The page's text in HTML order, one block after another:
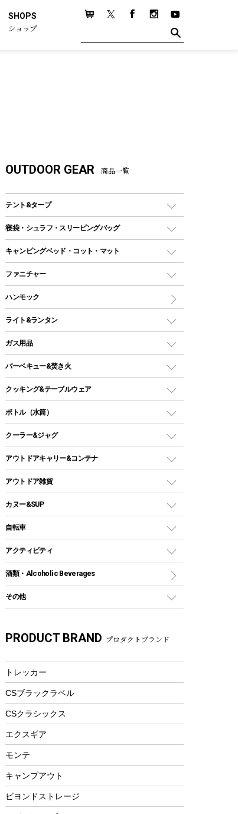
SHOPS
ショップ
OUTDOOR GEAR 商品一覧
テント&タープ
テント
ツールームテント
ワンポールテント
シェルターテント
ソロテント
ロッジ型・オリジナルテント
タープ
スクエアタープ（レクタタープ）
メッシュタープ
自立式タープ
パラソル
テントアクセサリー
ペグ
ポール
グランドシート
ツール
寝袋・シュラフ・スリーピングバッグ
レクタングラー型（封筒型）シュラフ
インナーシュラフ
キャンピングベッド・コット・マット
キャンピングベッド・コット
インフレータブルマット
ファニチャー
アウトドアテーブル
レジャーシート
ハンモック
ライト&ランタン
LEDランタン
ガスランタン
オイルランタン
LEDライト
ヘッドライト
キャンドル
ガス用品
ガスバーナー
ガス缶
ガストーチ、ライター
バーベキュー&焚き火
バーベキューコンロ、グリル
焚き火台タイプ（ロースタイル）グリル
卓上タイプグリル
パーティータイプグリル
ソロキャンプ用グリル
鉄板、アミ
焚き火台&ストーブ
火起こし
バーベキューツール
燃料・着火剤・炭
クッキング&テーブルウェア
ダッチオーブン
ホットサンドメーカー
クッカーセット
シェラカップ
クッキングツール
ナイフ
カトラリー
マグカップ、カップ
フードボトル
コーヒー&ミル
トレー
ランチョンマット
ランチボックス
ピクニックセット
ボトル（水筒）
ステンレスボトル
コップ付きタイプ
ワンタッチタイプ
プラスチックボトル
ディズニーボトル
クーラー&ジャグ
クーラーボックス
クーラーバッグ
ウォータージャグ
保冷剤
アウトドアキャリー&コンテナ
アウトドアキャリー
アウトドア雑貨
バックパック&バッグ
リュック、バックパック
トートバッグ、サコッシュ
ショッピングキャリー
その他アウトドア雑貨
レイン
ツール、他
カヌー&SUP
インフレータブル
カヤック
パドル
ヘルメット
アクセサリー
自転車
折りたたみ自転車
スポーツサイクル
シティサイクル
自転車用アクセサリー
自転車ウェア
アクティビティ
マリン
ラッシュガード
テント
フローティングベスト
ヘルメット
エアーポンプ
ウィンター
防寒ウェア
ツール&アクセサリー
酒類・Alcoholic Beverages
その他
湯たんぽ
PRODUCT BRAND プロダクトブランド
トレッカー
CSブラックラベル
CSクラシックス
エクスギア
モンテ
キャンプアウト
ビヨンドストレージ